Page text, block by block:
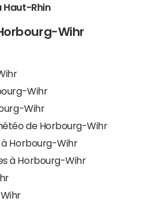
Haut-Rhin
Wihr
Wihr
Wihr
de Horbourg-Wihr
Horbourg-Wihr
à Horbourg-Wihr